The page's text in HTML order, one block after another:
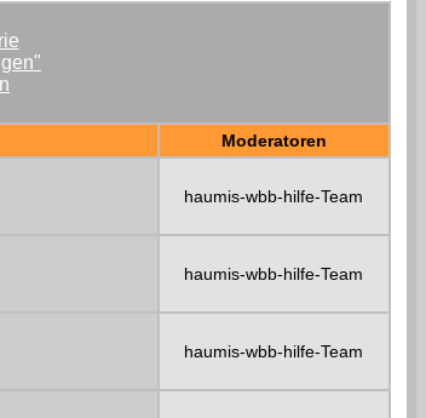
Moderatoren
haumis-wbb-hilfe-Team
haumis-wbb-hilfe-Team
haumis-wbb-hilfe-Team